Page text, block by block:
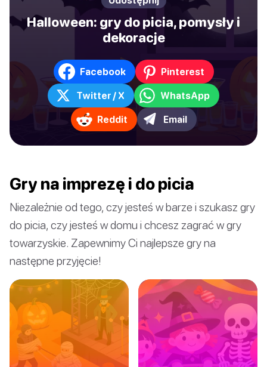
Halloween: gry do picia, pomysły i
dekoracje
Facebook Pinterest
Twitter / X WhatsApp
Reddit Email
Gry na imprezę i do picia
Niezależnie od tego, czy jesteś w barze i szukasz gry
do picia, czy jesteś w domu i chcesz zagrać w gry
towarzyskie. Zapewnimy Ci najlepsze gry na
następne przyjęcie!